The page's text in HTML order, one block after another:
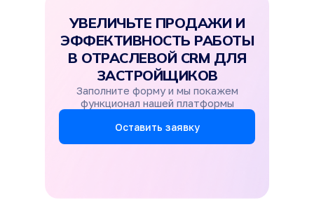
УВЕЛИЧЬТЕ ПРОДАЖИ И
ЭФФЕКТИВНОСТЬ РАБОТЫ
В ОТРАСЛЕВОЙ CRM ДЛЯ
ЗАСТРОЙЩИКОВ
Заполните форму и мы покажем
функционал нашей платформы
Оставить заявку